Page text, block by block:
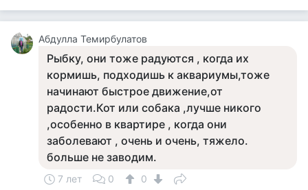
Абдулла Темирбулатов
Рыбку, они тоже радуются , когда их
кормишь, подходишь к аквариумы,тоже
начинают быстрое движение,от
радости.Кот или собака ,лучше никого
,особенно в квартире , когда они
заболевают , очень и очень, тяжело.
больше не заводим.
7 лет 0 0